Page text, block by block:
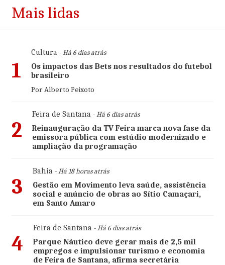
Mais lidas
1
Cultura- Há 6 dias atrás
Os impactos das Bets nos resultados do futebol
brasileiro
Por Alberto Peixoto
2
Feira de Santana- Há 6 dias atrás
Reinauguração da TV Feira marca nova fase da
emissora pública com estúdio modernizado e
ampliação da programação
3
Bahia- Há 18 horas atrás
Gestão em Movimento leva saúde, assistência
social e anúncio de obras ao Sítio Camaçari,
em Santo Amaro
4
Feira de Santana- Há 6 dias atrás
Parque Náutico deve gerar mais de 2,5 mil
empregos e impulsionar turismo e economia
de Feira de Santana, afirma secretária